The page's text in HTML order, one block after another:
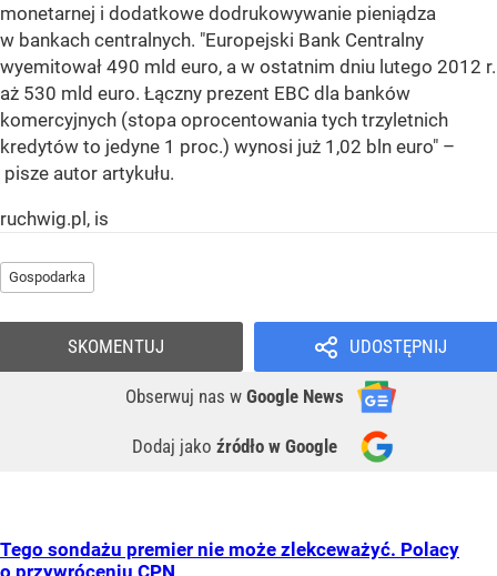
monetarnej i dodatkowe dodrukowywanie pieniądza
w bankach centralnych. "Europejski Bank Centralny
wyemitował 490 mld euro, a w ostatnim dniu lutego 2012 r.
aż 530 mld euro. Łączny prezent EBC dla banków
komercyjnych (stopa oprocentowania tych trzyletnich
kredytów to jedyne 1 proc.) wynosi już 1,02 bln euro" –
pisze autor artykułu.
ruchwig.pl, is
Gospodarka
UDOSTĘPNIJ
Obserwuj nas w Google News
Dodaj jako źródło w Google
SKOMENTUJ
Tego sondażu premier nie może zlekceważyć. Polacy
o przywróceniu CPN